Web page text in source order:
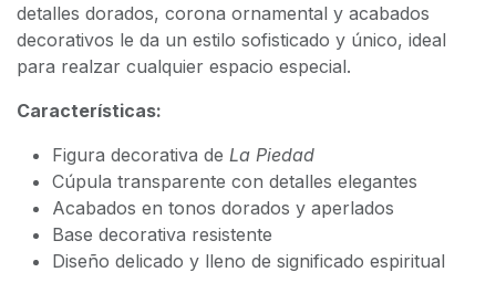
detalles dorados, corona ornamental y acabados
decorativos le da un estilo sofisticado y único, ideal
para realzar cualquier espacio especial.
Características:
Figura decorativa de La Piedad
Cúpula transparente con detalles elegantes
Acabados en tonos dorados y aperlados
Base decorativa resistente
Diseño delicado y lleno de significado espiritual